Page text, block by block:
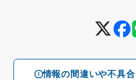
情報の間違いや不具